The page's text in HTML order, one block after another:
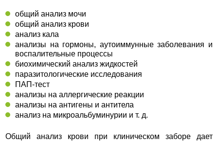
общий анализ мочи
общий анализ крови
анализ кала
анализы на гормоны, аутоиммунные заболевания и
воспалительные процессы
биохимический анализ жидкостей
паразитологические исследования
ПАП-тест
анализы на аллергические реакции
анализы на антигены и антитела
анализ на микроальбуминурии и т. д.
Общий анализ крови при клиническом заборе дает